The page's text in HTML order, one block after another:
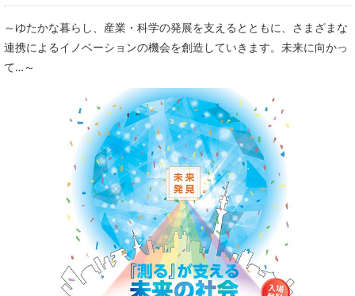
～ゆたかな暮らし、産業・科学の発展を支えるとともに、さまざまな
連携によるイノベーションの機会を創造していきます。未来に向かっ
て…～